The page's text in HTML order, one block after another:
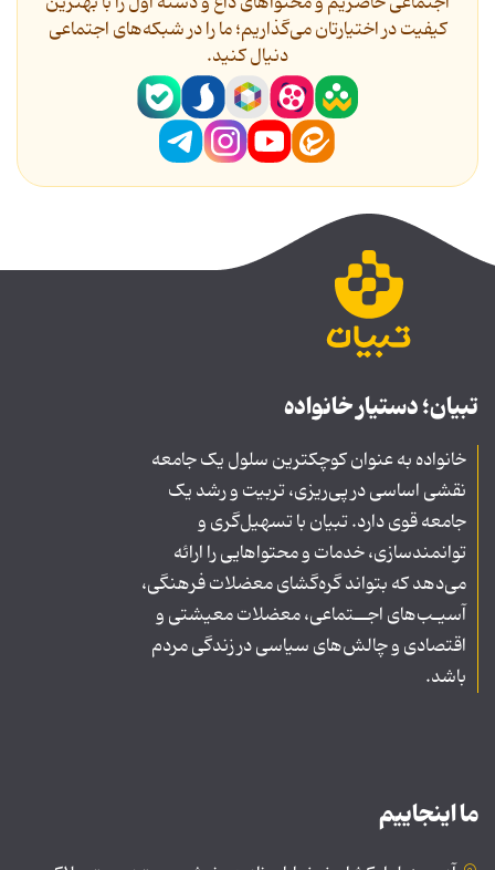
کیفیت در اختیارتان می‌گذاریم؛ ما را در شبکه‌های اجتماعی
دنیال کنید.
تبیان؛ دستیار خانواده
خانواده به عنوان کوچکترین سلول یک جامعه
نقشی اساسی در پی‌ریزی، تربیت و رشد یک
جامعه قوی دارد. تبیان با تسهیل‌گری و
توانمندسازی، خدمات و محتواهایی را ارائه
می‌دهد که بتواند گره‌گشای معضلات فرهنگی،
آسیـب‌های اجــتماعی، معضلات معیشتی و
اقتصادی و چالش‌های سیاسی در زندگی مردم
باشد.
ما اینجاییم